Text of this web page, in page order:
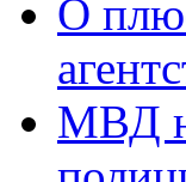
О
МВД